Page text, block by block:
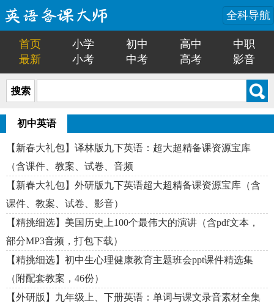
全科导航
首页 小学 初中 高中
中职
最新
小考 中考 高考 影音
搜索
初中英语
【新春大礼包】译林版九下英语：超大超精备课资源宝库
（含课件、教案、试卷、音频
【新春大礼包】外研版九下英语超大超精备课资源宝库（含
课件、教案、试卷、影音）
【精挑细选】美国历史上100个最伟大的演讲（含pdf文本，
部分MP3音频，打包下载）
【精挑细选】初中生心理健康教育主题班会ppt课件精选集
（附配套教案，46份）
【外研版】九年级上、下册英语：单词与课文录音素材全集